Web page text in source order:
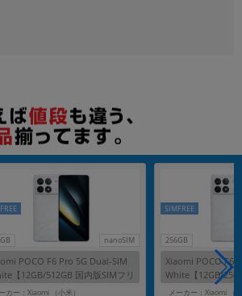
nanoSIM
POCO F6 Pro 5G Dual-SIM
【12GB/512GB 国内版SIMフリ
カー：Xiaomi （小米）
256GB
SIMFREE
Xiaomi POCO F6
White【12GB/
ー】
メーカー：Xiaomi （